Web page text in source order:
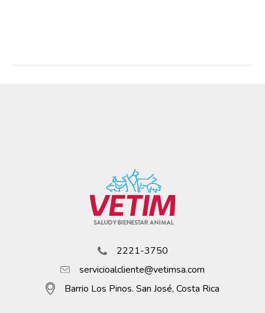
2221-3750
servicioalcliente@vetimsa.com
Barrio Los Pinos. San José, Costa Rica